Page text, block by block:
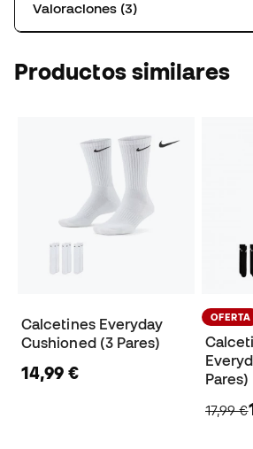
Valoraciones (3)
Productos similares
Calcetines Everyday
Cushioned (3 Pares)
14,99 €
OFERTA
Pares)
17,99 €